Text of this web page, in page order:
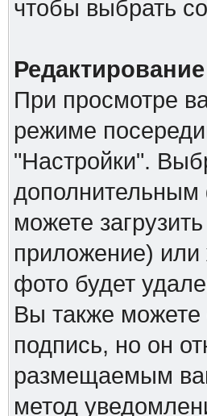
чтобы выбрать
При просмотре
режиме
"Настройки".
дополнительным
можете
приложение) или
фото будет
Вы также можете
подпись, но он
размещаемым
метод